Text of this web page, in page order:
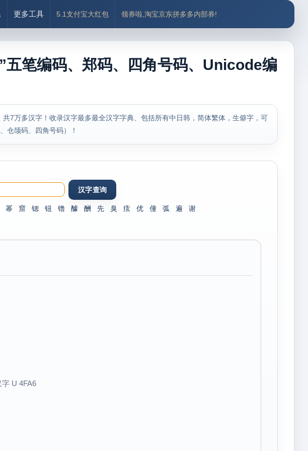
更多工具 5.1支付宝大红包 领券啦,淘宝京东拼多多内部券!
五笔编码、郑码、四角号码、Unicode编
共7万多汉字！收录汉字最多最全汉字字典、包括所有中日韩，简体繁体，生僻字，可
仓颉码、四角号码）！
幂 窟 锶 钮 镥 醵 酬 先 臭 痃 优 僮 弧 遍 谢
U 4FA6